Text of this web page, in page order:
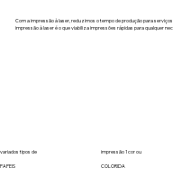
Com a impressão à laser, reduzimos o tempo de produção para
impressão à laser é o que viabiliza impressões rápidas para qualquer
variados tipos de
PAPEIS COLORIDA
impressão 1 cor ou